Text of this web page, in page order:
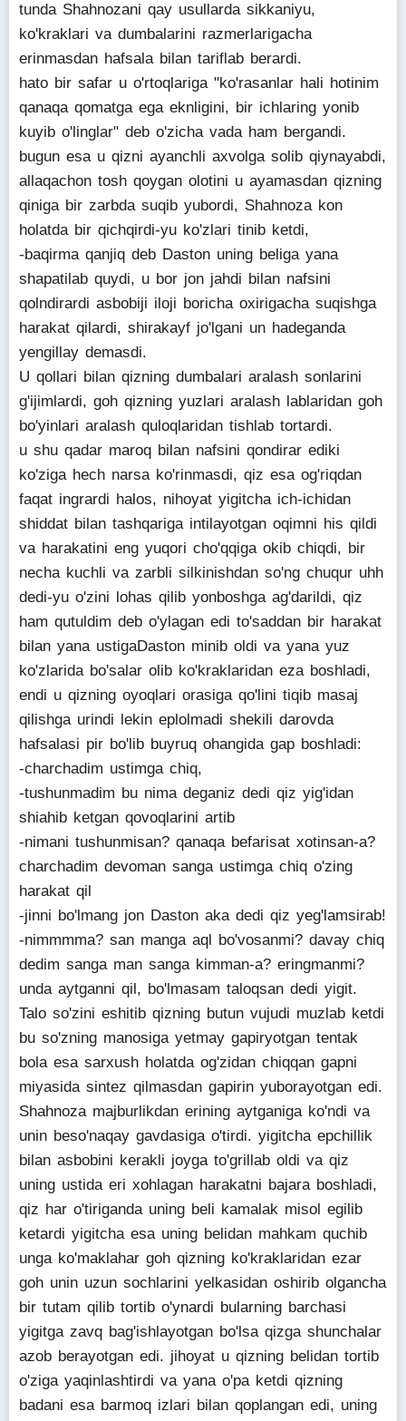
tunda Shahnozani qay usullarda sikkaniyu,
ko'kraklari va dumbalarini razmerlarigacha
erinmasdan hafsala bilan tariflab berardi.
hato bir safar u o'rtoqlariga "ko'rasanlar hali hotinim
qanaqa qomatga ega eknligini, bir ichlaring yonib
kuyib o'linglar" deb o'zicha vada ham bergandi.
bugun esa u qizni ayanchli axvolga solib qiynayabdi,
allaqachon tosh qoygan olotini u ayamasdan qizning
qiniga bir zarbda suqib yubordi, Shahnoza kon
holatda bir qichqirdi-yu ko'zlari tinib ketdi,
-baqirma qanjiq deb Daston uning beliga yana
shapatilab quydi, u bor jon jahdi bilan nafsini
qolndirardi asbobiji iloji boricha oxirigacha suqishga
harakat qilardi, shirakayf jo'lgani un hadeganda
yengillay demasdi.
U qollari bilan qizning dumbalari aralash sonlarini
g'ijimlardi, goh qizning yuzlari aralash lablaridan goh
bo'yinlari aralash quloqlaridan tishlab tortardi.
u shu qadar maroq bilan nafsini qondirar ediki
ko'ziga hech narsa ko'rinmasdi, qiz esa og'riqdan
faqat ingrardi halos, nihoyat yigitcha ich-ichidan
shiddat bilan tashqariga intilayotgan oqimni his qildi
va harakatini eng yuqori cho'qqiga okib chiqdi, bir
necha kuchli va zarbli silkinishdan so'ng chuqur uhh
dedi-yu o'zini lohas qilib yonboshga ag'darildi, qiz
ham qutuldim deb o'ylagan edi to'saddan bir harakat
bilan yana ustigaDaston minib oldi va yana yuz
ko'zlarida bo'salar olib ko'kraklaridan eza boshladi,
endi u qizning oyoqlari orasiga qo'lini tiqib masaj
qilishga urindi lekin eplolmadi shekili darovda
hafsalasi pir bo'lib buyruq ohangida gap boshladi:
-charchadim ustimga chiq,
-tushunmadim bu nima deganiz dedi qiz yig'idan
shiahib ketgan qovoqlarini artib
-nimani tushunmisan? qanaqa befarisat xotinsan-a?
charchadim devoman sanga ustimga chiq o'zing
harakat qil
-jinni bo'lmang jon Daston aka dedi qiz yeg'lamsirab!
-nimmmma? san manga aql bo'vosanmi? davay chiq
dedim sanga man sanga kimman-a? eringmanmi?
unda aytganni qil, bo'lmasam taloqsan dedi yigit.
Talo so'zini eshitib qizning butun vujudi muzlab ketdi
bu so'zning manosiga yetmay gapiryotgan tentak
bola esa sarxush holatda og'zidan chiqqan gapni
miyasida sintez qilmasdan gapirin yuborayotgan edi.
Shahnoza majburlikdan erining aytganiga ko'ndi va
unin beso'naqay gavdasiga o'tirdi. yigitcha epchillik
bilan asbobini kerakli joyga to'grillab oldi va qiz
uning ustida eri xohlagan harakatni bajara boshladi,
qiz har o'tiriganda uning beli kamalak misol egilib
ketardi yigitcha esa uning belidan mahkam quchib
unga ko'maklahar goh qizning ko'kraklaridan ezar
goh unin uzun sochlarini yelkasidan oshirib olgancha
bir tutam qilib tortib o'ynardi bularning barchasi
yigitga zavq bag'ishlayotgan bo'lsa qizga shunchalar
azob berayotgan edi. jihoyat u qizning belidan tortib
o'ziga yaqinlashtirdi va yana o'pa ketdi qizning
badani esa barmoq izlari bilan qoplangan edi, uning